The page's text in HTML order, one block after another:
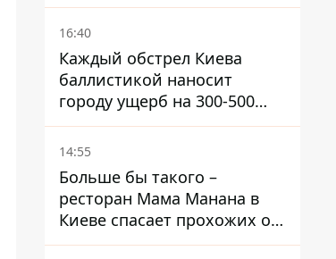
16:40
Каждый обстрел Киева
баллистикой наносит
городу ущерб на 300-500
миллионов - Петр
Пантелеев
14:55
Больше бы такого –
ресторан Мама Манана в
Киеве спасает прохожих от
жары